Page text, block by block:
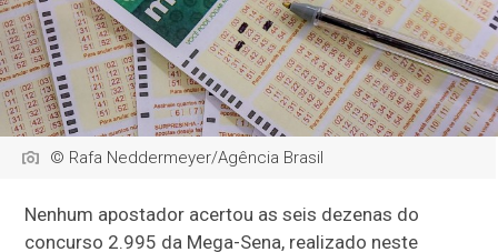
© Rafa Neddermeyer/Agência Brasil
Nenhum apostador acertou as seis dezenas do
concurso 2.995 da Mega-Sena, realizado neste